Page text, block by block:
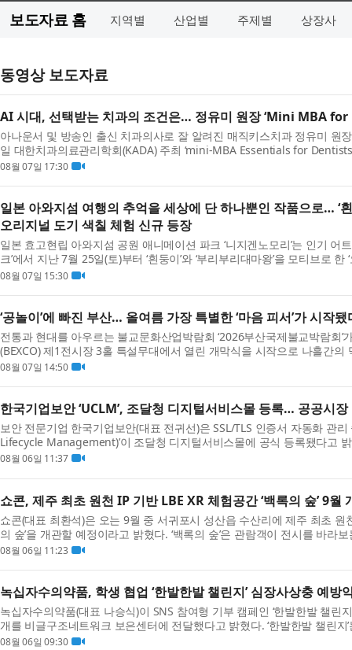
보도자료 홈 지역별 산업별 주제별 상장사
동영상 보도자료
AI 시대, 선택받는 치과의 조건은… 정유미 원장 ‘Mini MBA
아나운서 및 방송인 출신 치과의사로 잘 알려진 매직키스치과 정유미 원
일 대한치과의료관리학회(KADA) 주최 ‘mini-MBA Essentials for
특강은 ‘왜 어떤 치과는 선택받는가?(Why Are Certai...
08월 07일 17:30
일본 아와지섬 여행의 추억을 세상에 단 하나뿐인 작품으로… ‘흰
오리지널 도기 색칠 체험 신규 등장
일본 효고현립 아와지섬 공원 애니메이션 파크 ‘니지겐노모리’는 인기 어
크’에서 지난 7월 25일(토)부터 ‘흰둥이’와 ‘부리부리대마왕’을 모티브로
했다고 밝혔다. 새롭게 선보이는 이번 체험은...
08월 07일 15:30
‘공놀이’에 빠진 부산… 올여름 가장 특별한 ‘마음 피서’가 시작됐
전통과 현대를 아우르는 불교문화산업박람회 ‘2026부산국제불교박람회’
(BEXCO) 제1전시장 3홀 특설무대에서 열린 개막식을 시작으로 나흘간
이번 박람회는 약 355개 부스 규모로 열리며, 관람객 7만...
08월 07일 14:50
한국기업보안 ‘UCLM’, 조달청 디지털서비스몰 등록… 공공시
보안 전문기업 한국기업보안(대표 전귀선)은 SSL/TLS 인증서 자동화 관
Lifecycle Management)’이 조달청 디지털서비스몰에 공식 등록됐다고
조달청 디지털서비스몰을 통해 UCLM을 보다 간편한 조달 ...
08월 06일 11:37
쇼콘, 제주 최초 원천 IP 기반 LBE XR 체험공간 ‘백록의 숲’ 9월
쇼콘(대표 최환석)은 오는 9월 중 서귀포시 성산읍 수산리에 제주 최초 원
의 숲’을 개관할 예정이라고 밝혔다. ‘백록의 숲’은 관람객이 전시를 바라
착용한 채 실제 공간을 걸으며 이야기와 미션에 ...
08월 06일 11:23
녹십자수의약품, 학생 협업 ‘한발한발 챌린지’ 심장사상충 예방
녹십자수의약품(대표 나승식)이 SNS 참여형 기부 캠페인 ‘한발한발 챌린
개를 비글구조네트워크 보은센터에 전달했다고 밝혔다. ‘한발한발 챌린
젝트 ‘PawfectRxCycle’과 협력해 진행됐다. 이번 캠페...
08월 06일 09:30